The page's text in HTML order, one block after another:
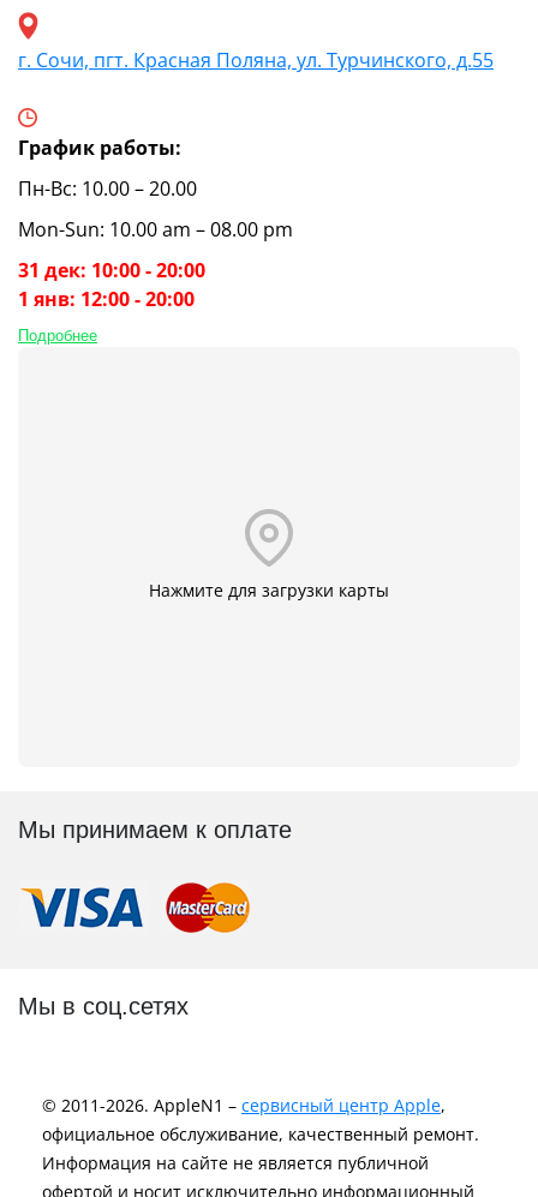
г. Сочи, пгт. Красная Поляна, ул. Турчинского, д.55
График работы:
Пн-Вс: 10.00 – 20.00
Mon-Sun: 10.00 am – 08.00 pm
31 дек: 10:00 - 20:00
1 янв: 12:00 - 20:00
Подробнее
Нажмите для загрузки карты
Мы принимаем к оплате
Мы в соц.сетях
© 2011-2026. AppleN1 – сервисный центр Apple,
официальное обслуживание, качественный ремонт.
Информация на сайте не является публичной
офертой и носит исключительно информационный